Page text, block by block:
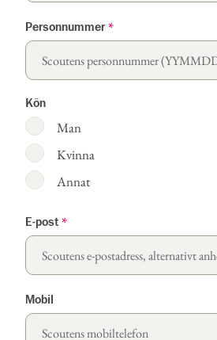
Personnummer *
Kön
Man
Kvinna
Annat
E-post *
Mobil